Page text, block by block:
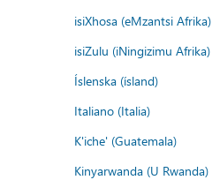
isiXhosa (eMzantsi Afrika)
isiZulu (iNingizimu Afrika)
Íslenska (ísland)
Italiano (Italia)
K'iche' (Guatemala)
Kinyarwanda (U Rwanda)